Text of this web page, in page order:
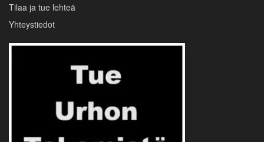
Tilaa ja tue lehteä
Yhteystiedot